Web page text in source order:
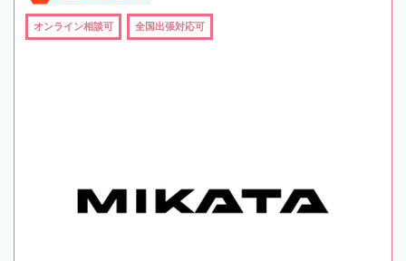
オンライン相談可 全国出張対応可